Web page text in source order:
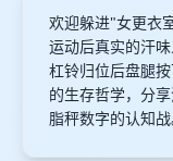
欢迎躲进"女更衣
运动后真实的汗
杠铃归位后盘腿
的生存哲学，分
脂秤数字的认知战